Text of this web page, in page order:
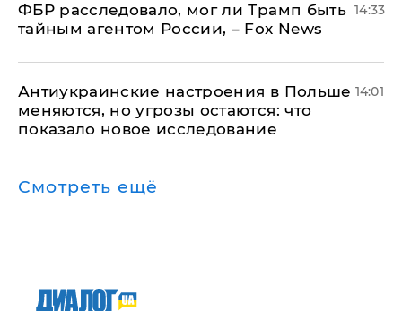
ФБР расследовало, мог ли Трамп быть
тайным агентом России, – Fox News
14:33
Антиукраинские настроения в Польше
меняются, но угрозы остаются: что
показало новое исследование
14:01
Смотреть ещё